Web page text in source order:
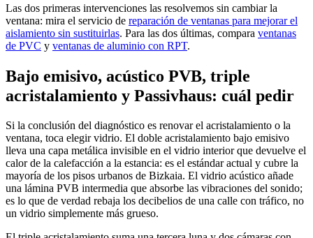
Las dos primeras intervenciones las resolvemos sin cambiar la
ventana: mira el servicio de reparación de ventanas para mejorar el
aislamiento sin sustituirlas. Para las dos últimas, compara ventanas
de PVC y ventanas de aluminio con RPT.
Bajo emisivo, acústico PVB, triple
acristalamiento y Passivhaus: cuál pedir
Si la conclusión del diagnóstico es renovar el acristalamiento o la
ventana, toca elegir vidrio. El doble acristalamiento bajo emisivo
lleva una capa metálica invisible en el vidrio interior que devuelve el
calor de la calefacción a la estancia: es el estándar actual y cubre la
mayoría de los pisos urbanos de Bizkaia. El vidrio acústico añade
una lámina PVB intermedia que absorbe las vibraciones del sonido;
es lo que de verdad rebaja los decibelios de una calle con tráfico, no
un vidrio simplemente más grueso.